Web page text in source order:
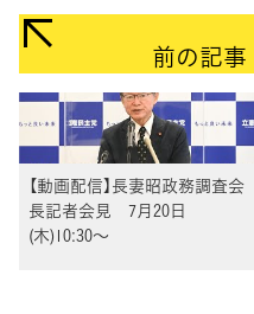
前の記事
【動画配信】長妻昭政務調査会
長記者会見 7月20日
(木)10:30～